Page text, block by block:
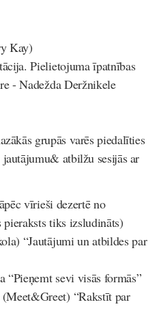
Kay)
Pielietojuma īpatnības
- Nadežda Deržnikele
grupās varēs piedalīties
atbilžu sesijās ar
vīrieši dezertē no
tiks izsludināts)
“Jautājumi un atbildes par
sevi visās formās”
“Rakstīt par